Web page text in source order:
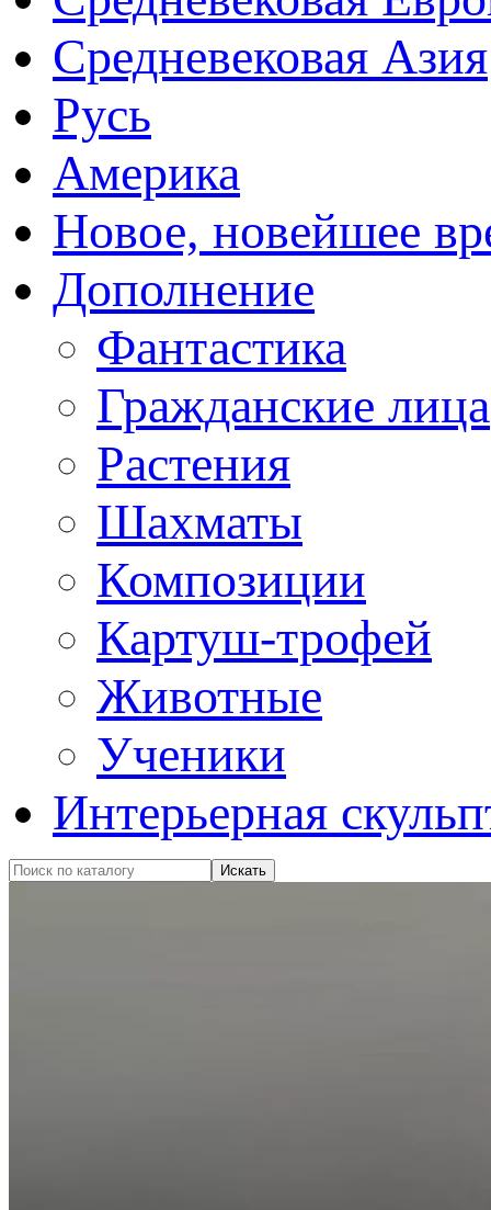
Средневековая Азия
Русь
Америка
Новое, новейшее
Дополнение
Фантастика
Гражданские лица
Растения
Шахматы
Композиции
Картуш-трофей
Животные
Ученики
Интерьерная